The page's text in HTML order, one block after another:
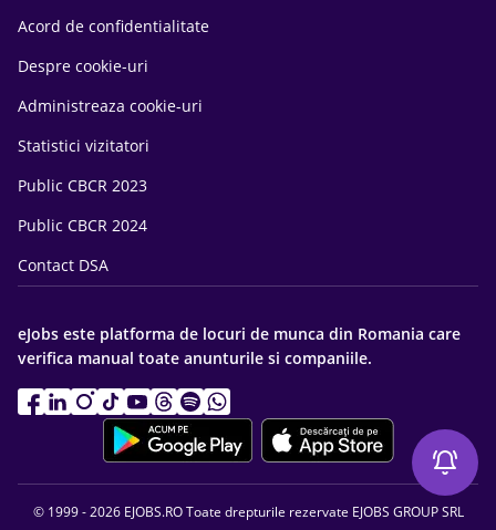
Acord de confidentialitate
Despre cookie-uri
Administreaza cookie-uri
Statistici vizitatori
Public CBCR 2023
Public CBCR 2024
Contact DSA
eJobs este platforma de locuri de munca din Romania care
verifica manual toate anunturile si companiile.
© 1999 - 2026 EJOBS.RO Toate drepturile rezervate EJOBS GROUP SRL